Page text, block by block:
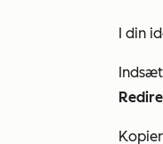
I din
Indsæt